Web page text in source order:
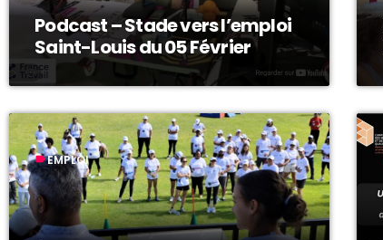
Podcast – Stade vers l’emploi
Saint-Louis du 05 Février
labelEMPLOI